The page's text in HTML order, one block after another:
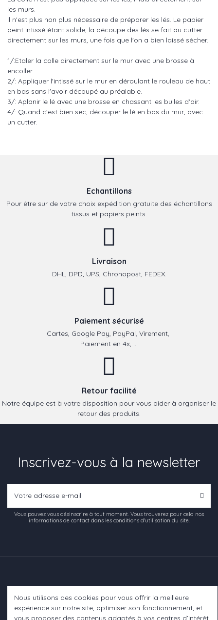
les murs.
Il n'est plus non plus nécessaire de préparer les lés. Le papier
peint intissé étant solide, la découpe des lés se fait au cutter
directement sur les murs, une fois que l'on a bien laissé sécher.
1/:Etaler la colle directement sur le mur avec une brosse à
encoller.
2/: Appliquer l'intissé sur le mur en déroulant le rouleau de haut
en bas sans l'avoir découpé au préalable.
3/: Aplanir le lé avec une brosse en chassant les bulles d'air.
4/: Quand c'est bien sec, découper le lé en bas du mur, avec
un cutter.
Echantillons
Pour être sur de votre choix expédition gratuite des échantillons
tissus et papiers peints.
Livraison
DHL, DPD, UPS, Chronopost, FEDEX.
Paiement sécurisé
Cartes, Google Pay, PayPal, Virement,
Paiement en 4x, ...
Retour facilité
Notre équipe est à votre disposition pour vous aider à organiser le
retour des produits.
Inscrivez-vous à la newsletter
Vous pouvez vous désinscrire à tout moment. Vous trouverez pour cela nos
informations de contact dans les conditions d'utilisation du site.
Informations
Nous utilisons des cookies pour vous offrir la meilleure
expérience sur notre site, optimiser son fonctionnement, et
vous proposer des contenus adaptés à vos centres d’intérêt.